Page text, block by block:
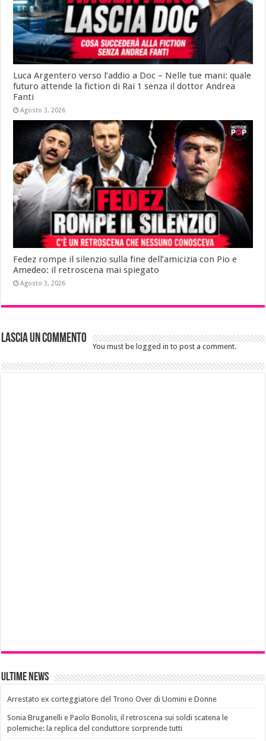
Luca Argentero verso l’addio a Doc – Nelle tue mani: quale
futuro attende la fiction di Rai 1 senza il dottor Andrea
Fanti
Agosto 3, 2026
Fedez rompe il silenzio sulla fine dell’amicizia con Pio e
Amedeo: il retroscena mai spiegato
Agosto 3, 2026
Lascia un commento
You must be logged in to post a comment.
Ultime News
Arrestato ex corteggiatore del Trono Over di Uomini e Donne
Sonia Bruganelli e Paolo Bonolis, il retroscena sui soldi scatena le
polemiche: la replica del conduttore sorprende tutti